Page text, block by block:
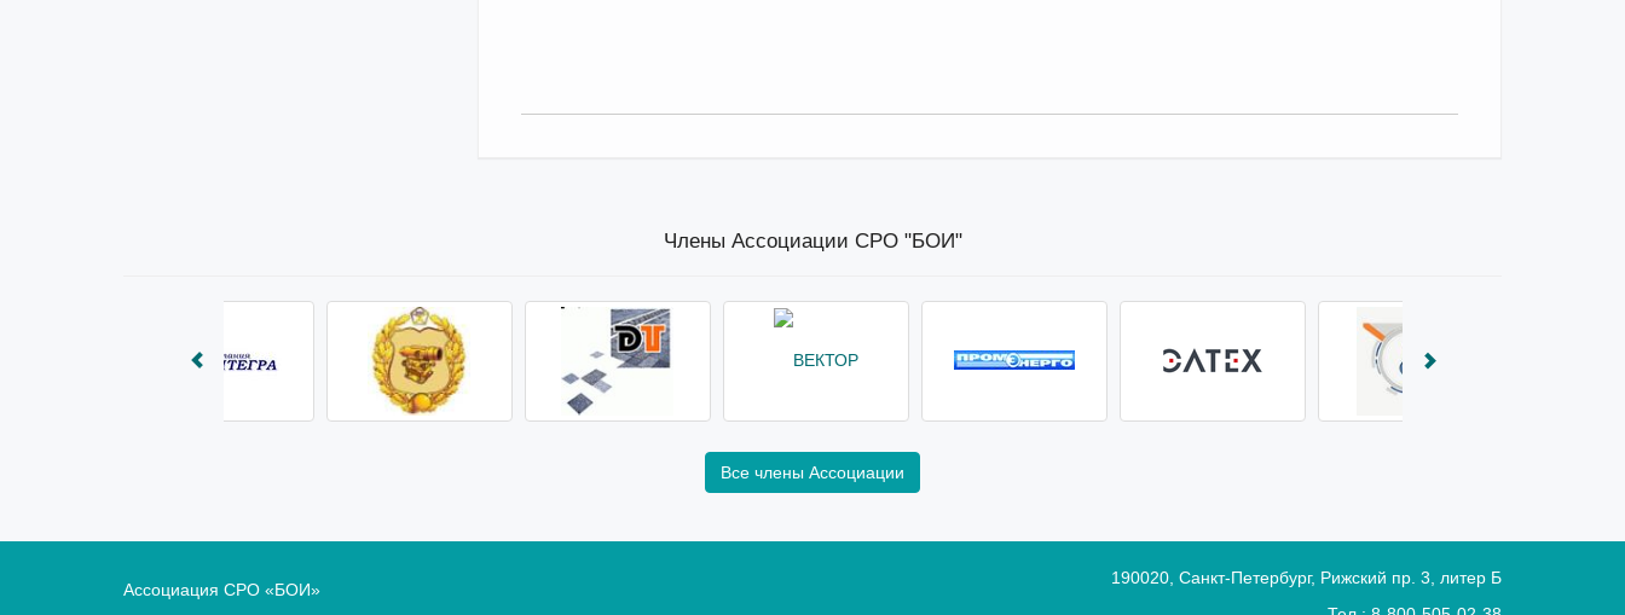
Члены Ассоциации СРО "БОИ"
Все члены Ассоциации
Ассоциация СРО «БОИ»
190020 , Санкт-Петербург, Рижский пр. 3, литер Б